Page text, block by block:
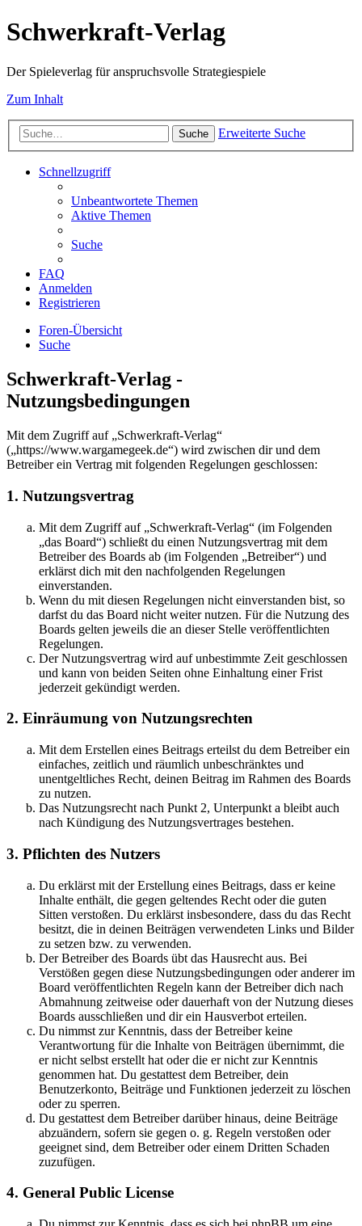
Schwerkraft-Verlag
Der Spieleverlag für anspruchsvolle Strategiespiele
Zum Inhalt
Suche Erweiterte Suche
Schnellzugriff
Unbeantwortete Themen
Aktive Themen
Suche
FAQ
Anmelden
Registrieren
Foren-Übersicht
Suche
Schwerkraft-Verlag -
Nutzungsbedingungen
Mit dem Zugriff auf „Schwerkraft-Verlag“
(„https://www.wargamegeek.de“) wird zwischen dir und dem
Betreiber ein Vertrag mit folgenden Regelungen geschlossen:
1. Nutzungsvertrag
Mit dem Zugriff auf „Schwerkraft-Verlag“ (im Folgenden
„das Board“) schließt du einen Nutzungsvertrag mit dem
Betreiber des Boards ab (im Folgenden „Betreiber“) und
erklärst dich mit den nachfolgenden Regelungen
einverstanden.
Wenn du mit diesen Regelungen nicht einverstanden bist, so
darfst du das Board nicht weiter nutzen. Für die Nutzung des
Boards gelten jeweils die an dieser Stelle veröffentlichten
Regelungen.
Der Nutzungsvertrag wird auf unbestimmte Zeit geschlossen
und kann von beiden Seiten ohne Einhaltung einer Frist
jederzeit gekündigt werden.
2. Einräumung von Nutzungsrechten
Mit dem Erstellen eines Beitrags erteilst du dem Betreiber ein
einfaches, zeitlich und räumlich unbeschränktes und
unentgeltliches Recht, deinen Beitrag im Rahmen des Boards
zu nutzen.
Das Nutzungsrecht nach Punkt 2, Unterpunkt a bleibt auch
nach Kündigung des Nutzungsvertrages bestehen.
3. Pflichten des Nutzers
Du erklärst mit der Erstellung eines Beitrags, dass er keine
Inhalte enthält, die gegen geltendes Recht oder die guten
Sitten verstoßen. Du erklärst insbesondere, dass du das Recht
besitzt, die in deinen Beiträgen verwendeten Links und Bilder
zu setzen bzw. zu verwenden.
Der Betreiber des Boards übt das Hausrecht aus. Bei
Verstößen gegen diese Nutzungsbedingungen oder anderer im
Board veröffentlichten Regeln kann der Betreiber dich nach
Abmahnung zeitweise oder dauerhaft von der Nutzung dieses
Boards ausschließen und dir ein Hausverbot erteilen.
Du nimmst zur Kenntnis, dass der Betreiber keine
Verantwortung für die Inhalte von Beiträgen übernimmt, die
er nicht selbst erstellt hat oder die er nicht zur Kenntnis
genommen hat. Du gestattest dem Betreiber, dein
Benutzerkonto, Beiträge und Funktionen jederzeit zu löschen
oder zu sperren.
Du gestattest dem Betreiber darüber hinaus, deine Beiträge
abzuändern, sofern sie gegen o. g. Regeln verstoßen oder
geeignet sind, dem Betreiber oder einem Dritten Schaden
zuzufügen.
4. General Public License